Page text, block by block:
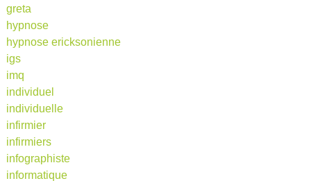
greta
hypnose
hypnose ericksonienne
igs
imq
individuel
individuelle
infirmier
infirmiers
infographiste
informatique